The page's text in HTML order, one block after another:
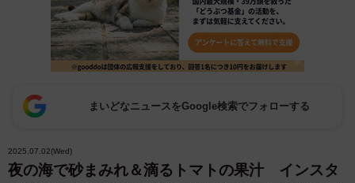
まいどなニュースをGoogle検索でフォローする
2025.07.02(Wed)
夜の海で砂まみれ＆滴るトマトの果汁 インスタ